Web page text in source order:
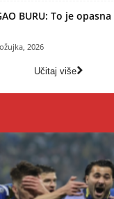
BURU: To je
2026
Učitaj više